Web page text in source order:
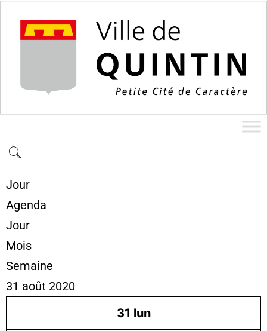
Jour
Agenda
Jour
Mois
Semaine
31 août 2020
31 lun